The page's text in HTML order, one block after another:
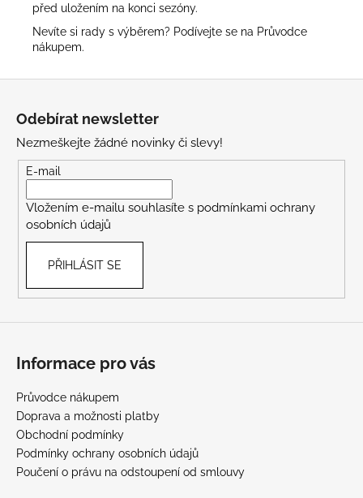
před uložením na konci sezóny.
Nevíte si rady s výběrem? Podívejte se na Průvodce
nákupem.
Odebírat newsletter
Nezmeškejte žádné novinky či slevy!
E-mail
Vložením e-mailu souhlasíte s podmínkami ochrany
osobních údajů
PŘIHLÁSIT SE
Informace pro vás
Průvodce nákupem
Doprava a možnosti platby
Obchodní podmínky
Podmínky ochrany osobních údajů
Poučení o právu na odstoupení od smlouvy